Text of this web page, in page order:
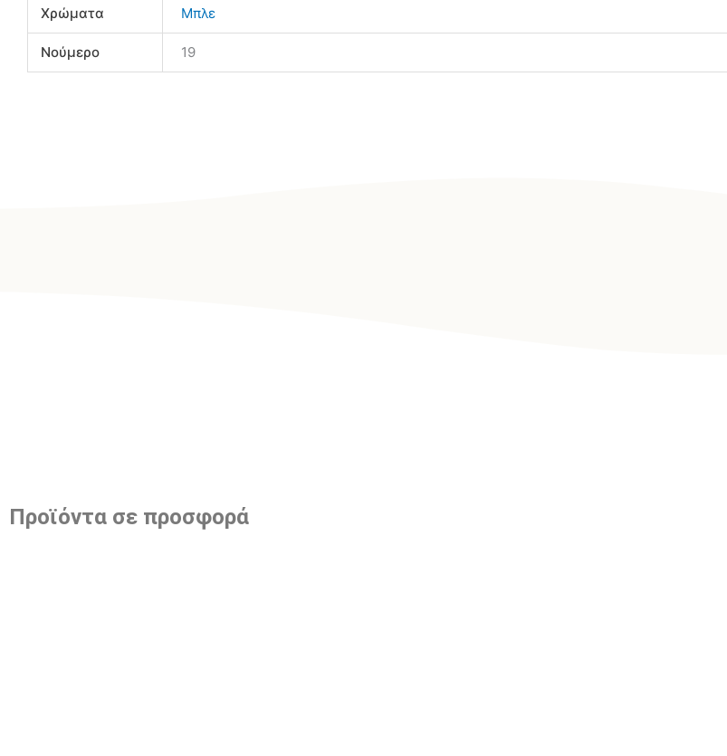
Χρώματα Μπλε
Νούμερο 19
Προϊόντα σε προσφορά